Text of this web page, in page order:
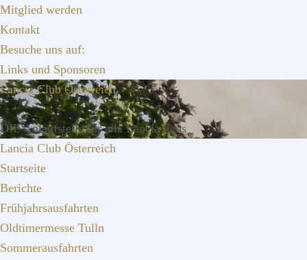
Zur
Hauptnavigation
springen
Zum
Inhalt
springen
Zur
Seitenspalte
springen
Mitglied werden
Kontakt
Besuche uns auf:
Links und Sponsoren
Lancia Club Österreich
DIE Anlaufstelle für alle Lancia Fans
Lancia Club Österreich
Startseite
Berichte
Frühjahrsausfahrten
Oldtimermesse Tulln
Sommerausfahrten